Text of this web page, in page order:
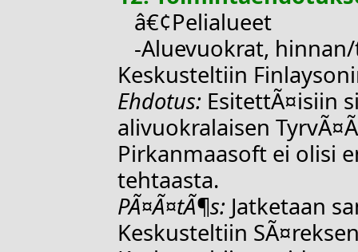
â€¢Pelialueet
-Aluevuokrat,
Keskusteltiin
Ehdotus: EsitettÃ¤isiin
alivuokralaisen
Pirkanmaasoft ei olisi
tehtaasta.
PÃ¤Ã¤tÃ¶s: Jatketaan
Keskusteltiin